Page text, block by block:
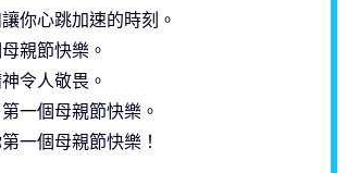
你心跳加速的時刻。
親節快樂。
令人敬畏。
一個母親節快樂。
一個母親節快樂！